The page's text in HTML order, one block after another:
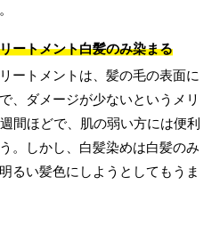
ートメント白髪のみ染まる
ートメントは、髪の毛の表面に
、ダメージが少ないというメリ
間ほどで、肌の弱い方には便利
。しかし、白髪染めは白髪のみ
るい髪色にしようとしてもうま